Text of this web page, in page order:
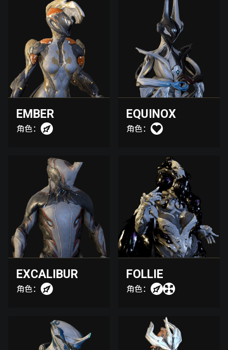
EMBER
角色：
EQUINOX
角色：
EXCALIBUR
角色：
FOLLIE
角色：